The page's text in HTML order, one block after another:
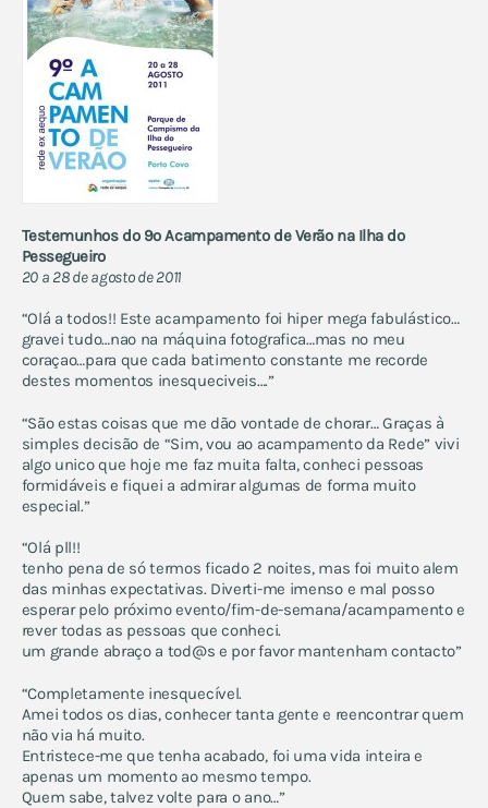
Testemunhos do 9º Acampamento de Verão na Ilha do
Pessegueiro
20 a 28 de agosto de 2011
“Olá a todos!! Este acampamento foi hiper mega fabulástico…
gravei tudo…nao na máquina fotografica…mas no meu
coraçao…para que cada batimento constante me recorde
destes momentos inesqueciveis….”
“São estas coisas que me dão vontade de chorar… Graças à
simples decisão de “Sim, vou ao acampamento da Rede” vivi
algo unico que hoje me faz muita falta, conheci pessoas
formidáveis e fiquei a admirar algumas de forma muito
especial.”
“Olá pll!!
tenho pena de só termos ficado 2 noites, mas foi muito alem
das minhas expectativas. Diverti-me imenso e mal posso
esperar pelo próximo evento/fim-de-semana/acampamento e
rever todas as pessoas que conheci.
um grande abraço a tod@s e por favor mantenham contacto”
“Completamente inesquecível.
Amei todos os dias, conhecer tanta gente e reencontrar quem
não via há muito.
Entristece-me que tenha acabado, foi uma vida inteira e
apenas um momento ao mesmo tempo.
Quem sabe, talvez volte para o ano…”